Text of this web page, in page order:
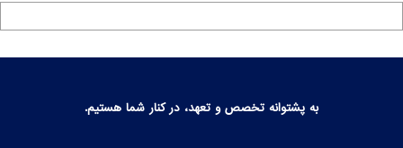
به پشتوانه تخصص و تعهد، در کنار شما هستیم.